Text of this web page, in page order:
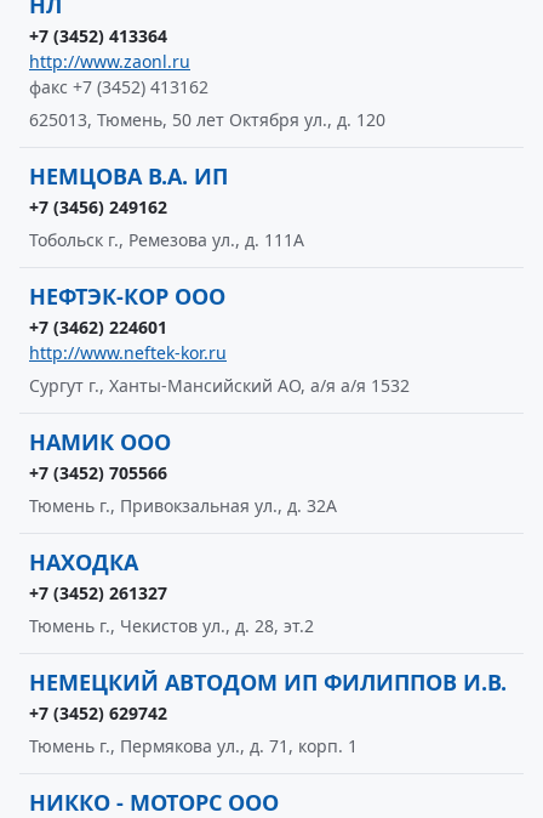
+7 (3452) 413364
http://www.zaonl.ru
факс +7 (3452) 413162
625013, Тюмень, 50 лет Октября ул., д. 120
НЕМЦОВА В.А. ИП
+7 (3456) 249162
Тобольск г., Ремезова ул., д. 111А
НЕФТЭК-КОР ООО
+7 (3462) 224601
http://www.neftek-kor.ru
Сургут г., Ханты-Мансийский АО, а/я а/я 1532
НАМИК ООО
+7 (3452) 705566
Тюмень г., Привокзальная ул., д. 32А
НАХОДКА
+7 (3452) 261327
Тюмень г., Чекистов ул., д. 28, эт.2
НЕМЕЦКИЙ АВТОДОМ ИП ФИЛИППОВ И.В.
+7 (3452) 629742
Тюмень г., Пермякова ул., д. 71, корп. 1
НИККО - МОТОРС ООО